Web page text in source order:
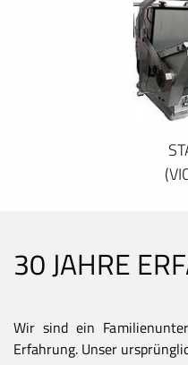
30 JAHRE
Wir sind ein
Erfahrung. Unser